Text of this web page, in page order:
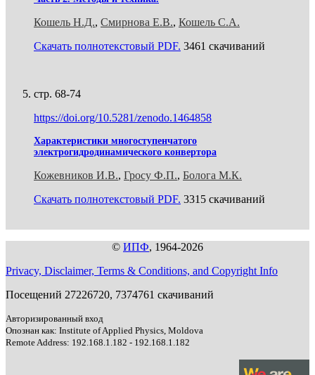
Кошель Н.Д., Смирнова Е.В., Кошель С.А.
Скачать полнотекстовый PDF. 3461 скачиваний
стр. 68-74
https://doi.org/10.5281/zenodo.1464858
Характеристики многоступенчатого
электрогидродинамического конвертора
Кожевников И.В., Гросу Ф.П., Болога М.К.
Скачать полнотекстовый PDF. 3315 скачиваний
© ИПФ, 1964-2026
Privacy, Disclaimer, Terms & Conditions, and Copyright Info
Посещений 27226720, 7374761 скачиваний
Авторизированный вход
Опознан как: Institute of Applied Physics, Moldova
Remote Address: 192.168.1.182 - 192.168.1.182